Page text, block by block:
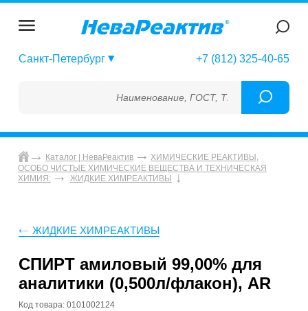
Санкт-Петербург +7 (812) 325-40-65
Наименование, ГОСТ, ТУ, ГСО, МСО, ОСО,
Каталог | НеваРеактив
ХИМИЧЕСКИЕ РЕАКТИВЫ,
ОСОБО ЧИСТЫЕ ХИМИЧЕСКИЕ ВЕЩЕСТВА И ТЕХНИЧЕСКАЯ
ХИМИЯ:
ЖИДКИЕ ХИМРЕАКТИВЫ
ЖИДКИЕ ХИМРЕАКТИВЫ
СПИРТ амиловый 99,00% для
аналитики (0,500л/флакон), AR
Код товара: 0101002124